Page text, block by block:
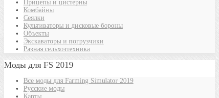
Прицепы и цистерны
Комбайны
Сеялки
Культиваторы и дисковые бороны
Объекты
Экскаваторы и погрузчики
Разная сельхозтехника
Моды для FS 2019
Все моды для Farming Simulator 2019
Русские моды
Карты